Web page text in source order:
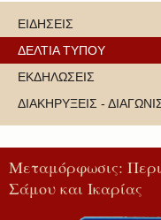
ΕΙΔΗΣΕΙΣ
ΔΕΛΤΙΑ ΤΥΠΟΥ
ΕΚΔΗΛΩΣΕΙΣ
ΔΙΑΚΗΡΥΞΕΙΣ -
Μεταμόρφωσις:
Σάμου και Ικαρίας